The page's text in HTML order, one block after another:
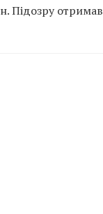
Підозру отримав